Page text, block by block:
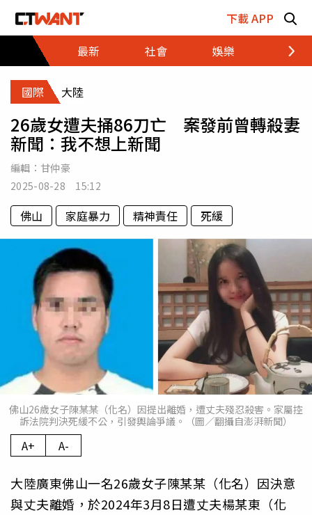
下載 APP
最新
社會 娛樂 財經
國際 大陸
26歲女遭夫捅86刀亡 案發前曾轉殺妻
新聞：我不想上新聞
編輯： 甘仲豪
2025-08-28 15:12
佛山 家庭暴力 精神責任 死緩
佛山26歲女子陳某某（化名）因提出離婚，遭丈夫殘忍殺害。家屬控
訴法院判決死緩不公，引發輿論爭議。（圖／翻攝自澎湃新聞）
A+ A-
大陸廣東佛山一名26歲女子陳某某（化名）因決意
與丈夫離婚，於2024年3月8日遭丈夫楊某東（化